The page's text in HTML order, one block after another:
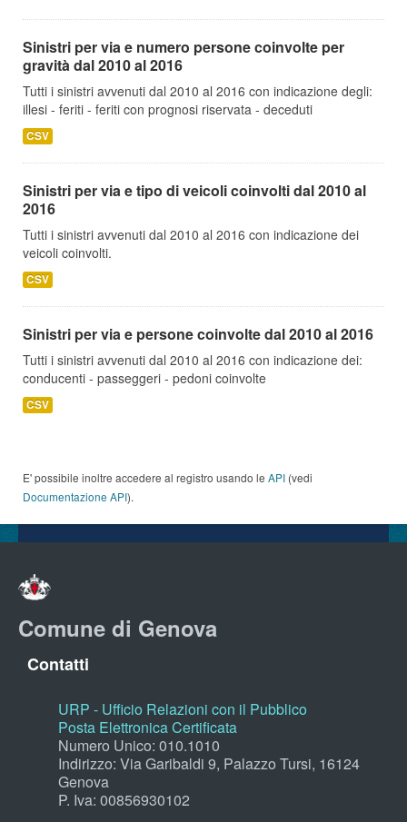
Sinistri per via e numero persone coinvolte per
gravità dal 2010 al 2016
Tutti i sinistri avvenuti dal 2010 al 2016 con indicazione degli:
illesi - feriti - feriti con prognosi riservata - deceduti
CSV
Sinistri per via e tipo di veicoli coinvolti dal 2010 al
2016
Tutti i sinistri avvenuti dal 2010 al 2016 con indicazione dei
veicoli coinvolti.
CSV
Sinistri per via e persone coinvolte dal 2010 al 2016
Tutti i sinistri avvenuti dal 2010 al 2016 con indicazione dei:
conducenti - passeggeri - pedoni coinvolte
CSV
E' possibile inoltre accedere al registro usando le API (vedi
Documentazione API).
Comune di Genova
Contatti
URP - Ufficio Relazioni con il Pubblico
Posta Elettronica Certificata
Numero Unico: 010.1010
Indirizzo: Via Garibaldi 9, Palazzo Tursi, 16124
Genova
P. Iva: 00856930102